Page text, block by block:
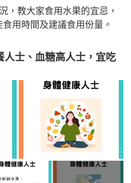
，教大家食用水果的宜忌，
用時間及建議食用份量。
人士、 血糖高人士，宜吃